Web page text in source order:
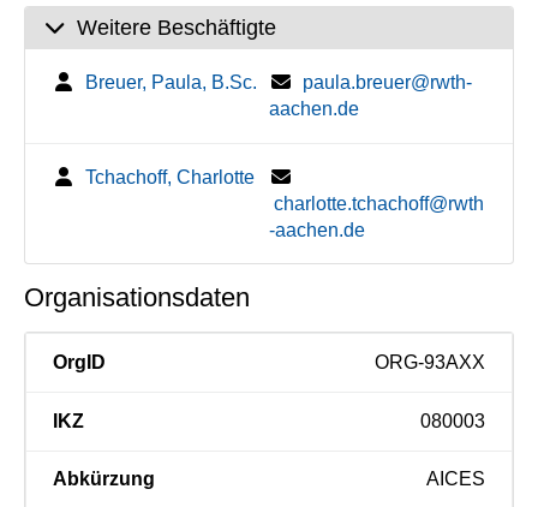
Weitere Beschäftigte
Breuer, Paula, B.Sc.
paula.breuer@rwth-
aachen.de
Tchachoff, Charlotte
charlotte.tchachoff@rwth
-aachen.de
Organisationsdaten
OrgID ORG-93AXX
IKZ 080003
Abkürzung AICES